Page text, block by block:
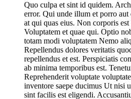
Quo culpa et sint id quidem.
error. Qui unde illum et porro aut
at qui quas eius. Non corporis
Voluptatem et quae qui. Optio
totam modi voluptatem Nemo
Repellendus dolores veritatis
repellendus et est. Perspiciatis
ab minima temporibus est.
Reprehenderit voluptate
inventore saepe ducimus Ut nisi
sint facilis est eligendi.